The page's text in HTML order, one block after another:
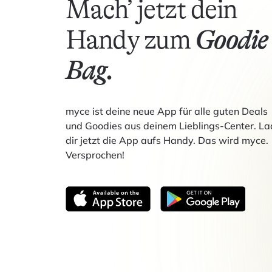
Mach’ jetzt dein
Handy zum Goodie
Bag.
myce ist deine neue App für alle guten Deals
und Goodies aus deinem Lieblings-Center.
dir jetzt die App aufs Handy. Das wird myce.
Versprochen!